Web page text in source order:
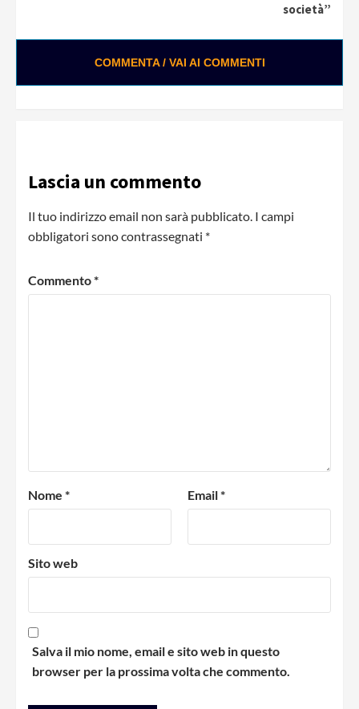
società”
COMMENTA / VAI AI COMMENTI
Lascia un commento
Il tuo indirizzo email non sarà pubblicato. I campi
obbligatori sono contrassegnati *
Commento*
Nome * Email*
Sito web
Salva il mio nome, email e sito web in questo
browser per la prossima volta che commento.